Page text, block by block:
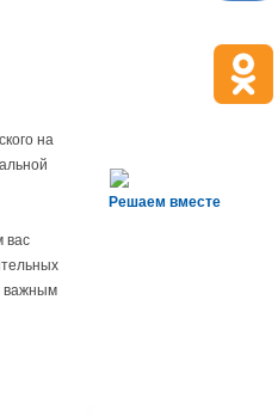
на
вас
важным
Решаем вместе